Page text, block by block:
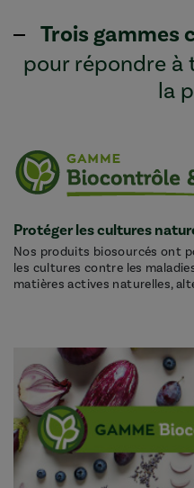
Trois gammes
pour répondre à
la
Protéger les cultures
Nos produits biosourcés ont
les cultures contre les
matières actives naturelles,